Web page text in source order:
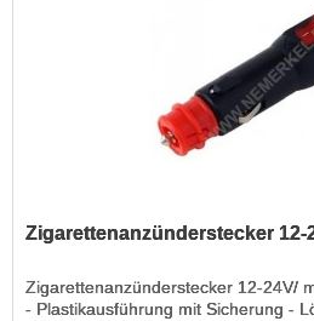
Zigarettenanzünderstecker 12-
Zigarettenanzünderstecker 12-24V/
- Plastikausführung mit Sicherung -